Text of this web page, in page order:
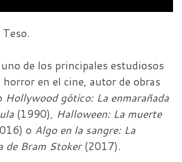
de los principales estudiosos
en el cine, autor de obras
Hollywood gótico: La enmarañada
(1990), Halloween: La muerte
o Algo en la sangre: La
de Bram Stoker(2017).